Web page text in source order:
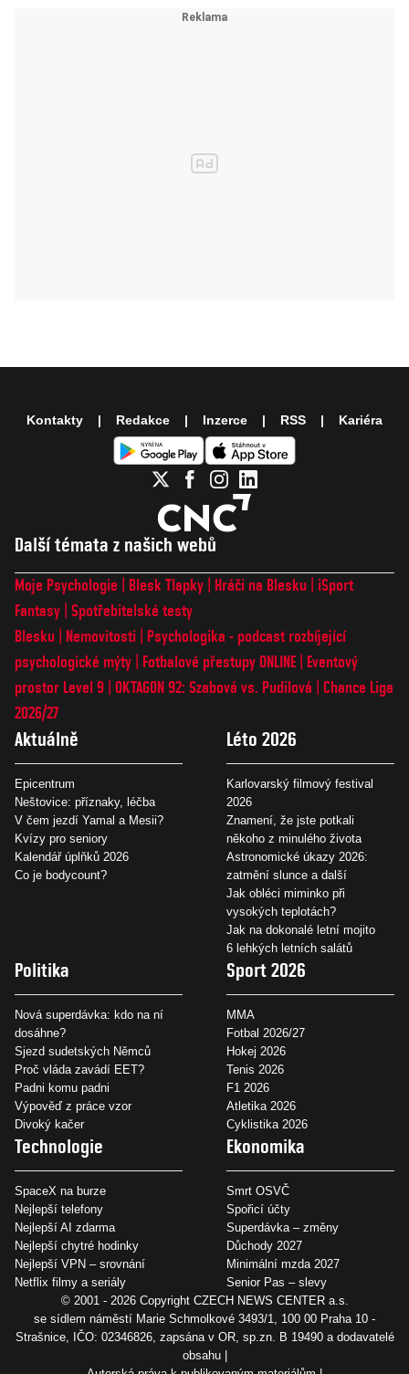
Další témata z našich webů
Moje Psychologie Blesk Tlapky Hráči na Blesku
iSport
Fantasy Spotřebitelské testy
Blesku
Nemovitosti
Psychologika - podcast rozbíjející
psychologické mýty
Fotbalové přestupy ONLINE
Eventový
prostor Level 9 OKTAGON 92: Szabová vs. Pudilová
Chance Liga
2026/27
Aktuálně
Epicentrum
Neštovice: příznaky, léčba
V čem jezdí Yamal a Mesii?
Kvízy pro seniory
Kalendář úplňků 2026
Co je bodycount?
Léto 2026
Karlovarský filmový festival
2026
Znamení, že jste potkali
někoho z minulého života
Astronomické úkazy 2026:
zatmění slunce a další
Jak obléci miminko při
vysokých teplotách?
Jak na dokonalé letní mojito
6 lehkých letních salátů
Politika
Nová superdávka: kdo na ní
dosáhne?
Sjezd sudetských Němců
Proč vláda zavádí EET?
Padni komu padni
Výpověď z práce vzor
Divoký kačer
Sport 2026
MMA
Fotbal 2026/27
Hokej 2026
Tenis 2026
F1 2026
Atletika 2026
Cyklistika 2026
Technologie
SpaceX na burze
Nejlepší telefony
Nejlepší AI zdarma
Nejlepší chytré hodinky
Nejlepší VPN – srovnání
Netflix filmy a seriály
Ekonomika
Smrt OSVČ
Spořicí účty
Superdávka – změny
Důchody 2027
Minimální mzda 2027
Senior Pas – slevy
Kontakty Redakce Inzerce RSS Kariéra
© 2001 - 2026 Copyright CZECH NEWS CENTER a.s.
se sídlem náměstí Marie Schmolkové 3493/1, 100 00 Praha 10 -
Strašnice, IČO: 02346826, zapsána v OR, sp.zn. B 19490 a dodavatelé
obsahu